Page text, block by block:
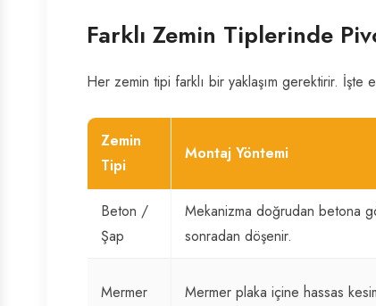
Farklı Zemin Tiplerinde
Her zemin tipi farklı bir yaklaşım gerektirir. İşte
Zemin
Tipi
Montaj Yöntemi
Beton /
Şap
Mekanizma doğrudan betona
sonradan döşenir.
Mermer
Mermer plaka içine hassas